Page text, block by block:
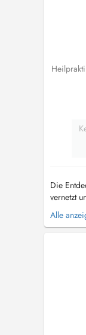
Die
vernetzt
Es freut
haben, in
Alle